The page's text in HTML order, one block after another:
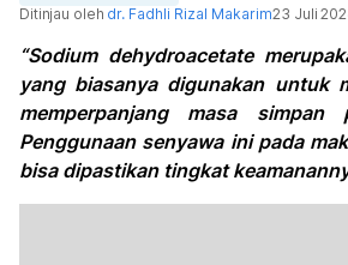
Ditinjau oleh dr. Fadhli Rizal Makarim23 Juli
“Sodium dehydroacetate
yang biasanya digunakan untuk
memperpanjang masa simpan
Penggunaan senyawa ini pada
bisa dipastikan tingkat